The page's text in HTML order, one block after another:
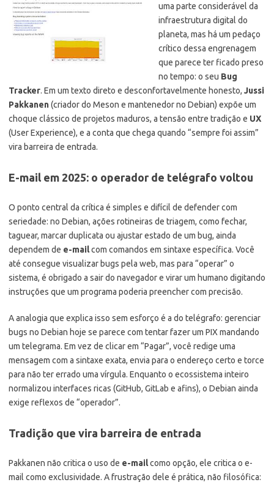
uma parte considerável da
infraestrutura digital do
planeta, mas há um pedaço
crítico dessa engrenagem
que parece ter ficado preso
no tempo: o seu Bug
Tracker. Em um texto direto e desconfortavelmente honesto, Jussi
Pakkanen(criador do Meson e mantenedor no Debian) expõe um
choque clássico de projetos maduros, a tensão entre tradição e UX
(User Experience), e a conta que chega quando “sempre foi assim”
vira barreira de entrada.
E-mail em 2025: o operador de telégrafo voltou
O ponto central da crítica é simples e difícil de defender com
seriedade: no Debian, ações rotineiras de triagem, como fechar,
taguear, marcar duplicata ou ajustar estado de um bug, ainda
dependem de e-mailcom comandos em sintaxe específica. Você
até consegue visualizar bugs pela web, mas para “operar” o
sistema, é obrigado a sair do navegador e virar um humano digitando
instruções que um programa poderia preencher com precisão.
A analogia que explica isso sem esforço é a do telégrafo: gerenciar
bugs no Debian hoje se parece com tentar fazer um PIX mandando
um telegrama. Em vez de clicar em “Pagar”, você redige uma
mensagem com a sintaxe exata, envia para o endereço certo e torce
para não ter errado uma vírgula. Enquanto o ecossistema inteiro
normalizou interfaces ricas (GitHub, GitLab e afins), o Debian ainda
exige reflexos de “operador”.
Tradição que vira barreira de entrada
Pakkanen não critica o uso de e-mailcomo opção, ele critica o e-
mail como exclusividade. A frustração dele é prática, não filosófica: